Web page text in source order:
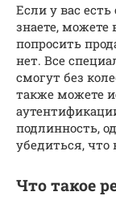
Если у вас
знаете, можете
попросить
нет. Все
смогут без
также можете
подлинность,
убедиться, что
Что такое